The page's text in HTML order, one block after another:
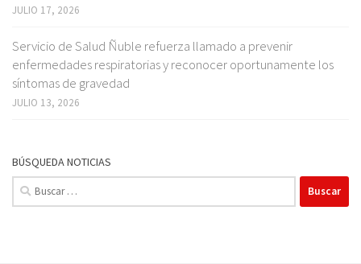
JULIO 17, 2026
Servicio de Salud Ñuble refuerza llamado a prevenir
enfermedades respiratorias y reconocer oportunamente los
síntomas de gravedad
JULIO 13, 2026
BÚSQUEDA NOTICIAS
Buscar: